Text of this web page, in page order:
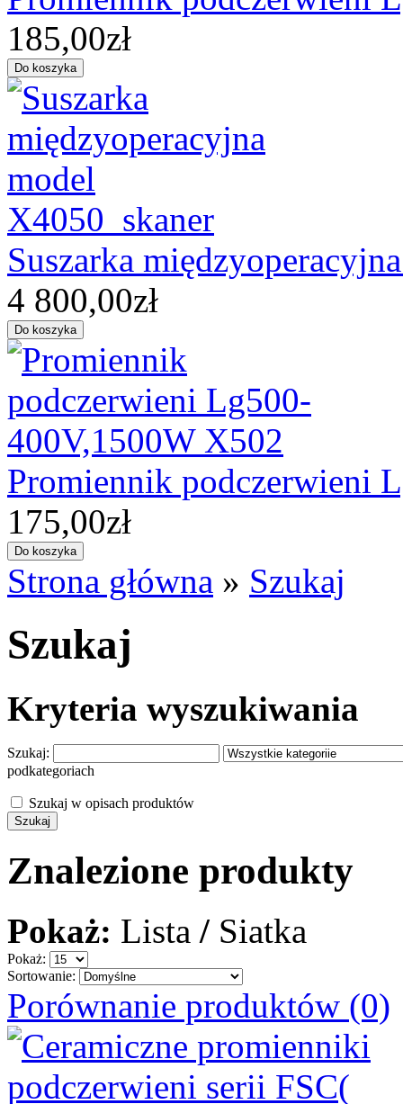
185,00zł
Suszarka
4 800,00zł
Promiennik podczerwieni
175,00zł
Strona główna » Szukaj
Szukaj
Kryteria wyszukiwania
Szukaj:
podkategoriach
Szukaj w opisach produktów
Znalezione produkty
Pokaż: Lista / Siatka
Pokaż:
Sortowanie:
Porównanie produktów (0)